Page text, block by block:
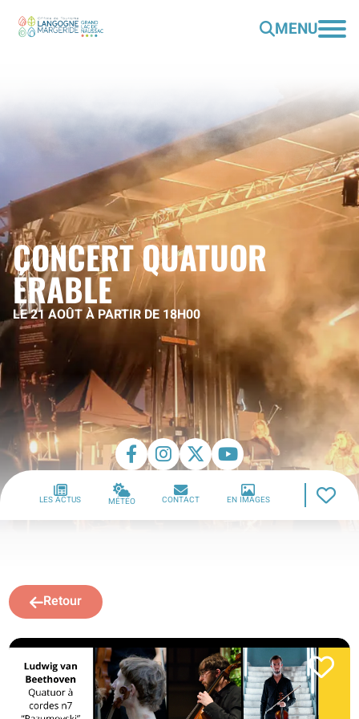
MENU
CONCERT QUATUOR
ÉRABLE
LE 21 AOÛT À PARTIR DE 18H00
LES ACTUS MÉTÉO CONTACT EN IMAGES
Retour